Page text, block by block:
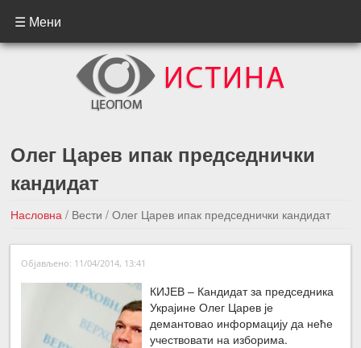
☰ Мени
Олег Царев ипак председнички
кандидат
Насловна / Вести/ Олег Царев ипак председнички кандидат
←Претходна вест
Следећа вест →
Објављено: 11/04/2014, 13:41
КИЈЕВ – Кандидат за председника
Украјине Олег Царев је
демантовао информацију да неће
учествовати на изборима.